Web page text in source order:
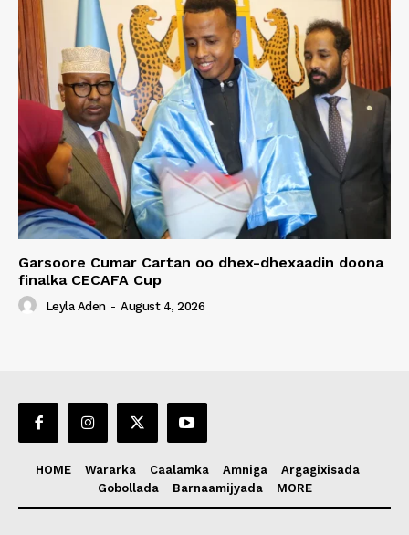
Garsoore Cumar Cartan oo dhex-dhexaadin doona
finalka CECAFA Cup
Leyla Aden - August 4, 2026
HOME Wararka Caalamka Amniga
Argagixisada
Gobollada
Barnaamijyada MORE